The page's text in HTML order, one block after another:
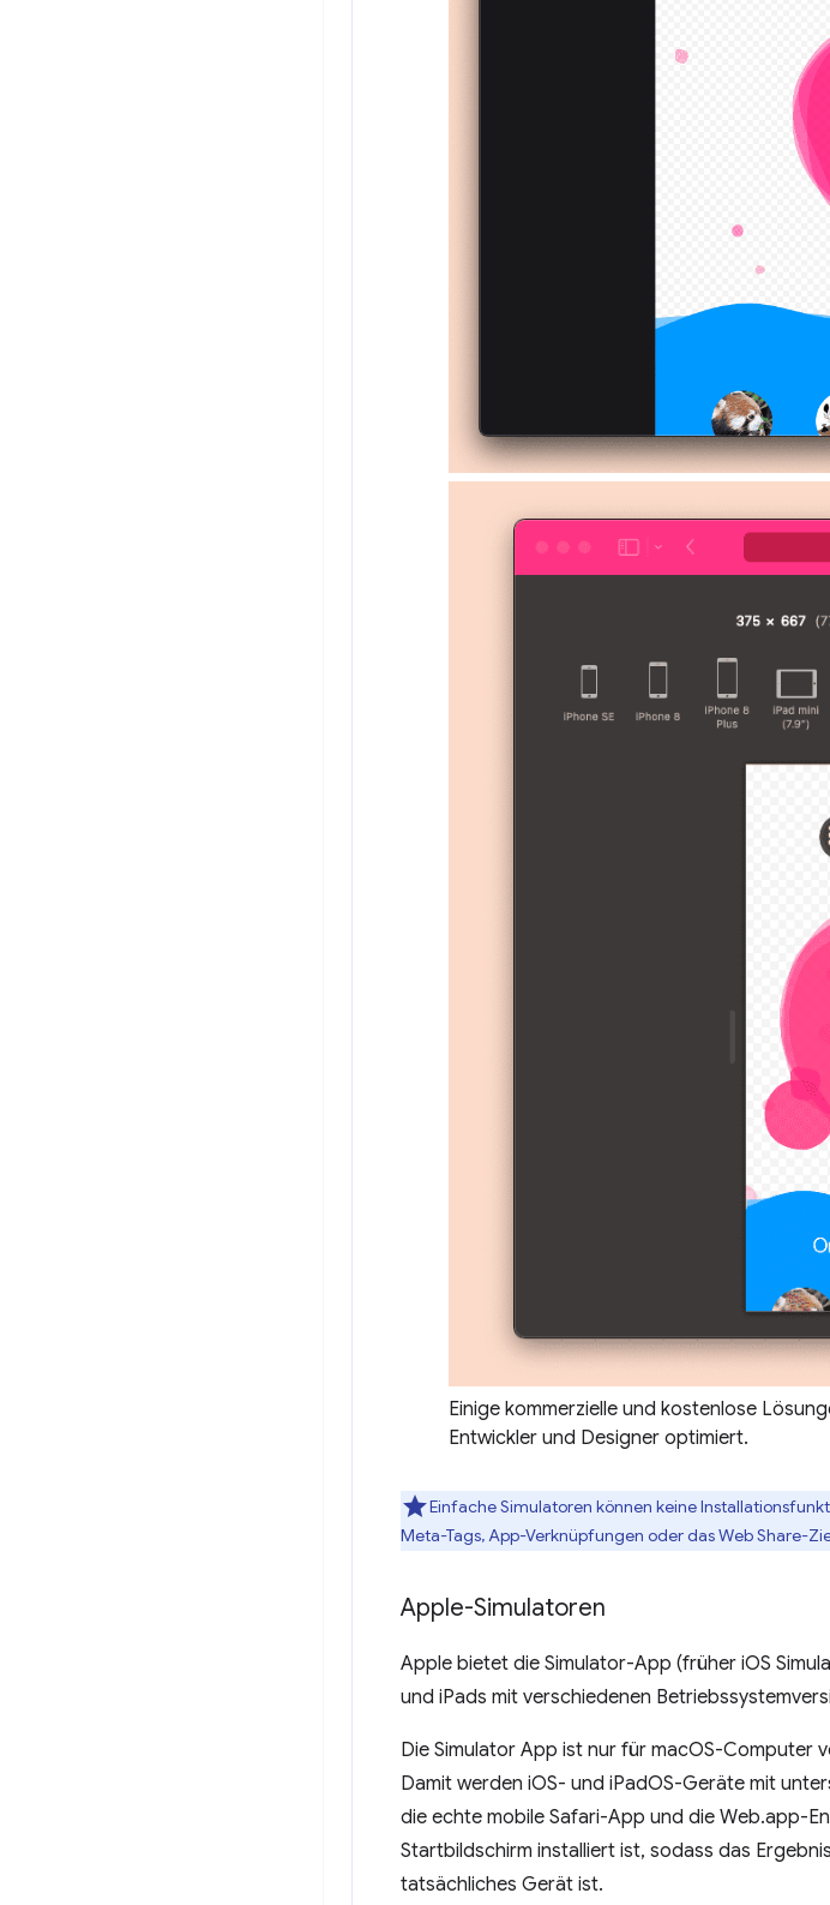
Einige kommerzielle und kostenlose
Entwickler und Designer optimiert.
Einfache Simulatoren können keine
Meta-Tags, App-Verknüpfungen oder das Web Share-
Apple-Simulatoren
Apple bietet die Simulator-App (früher iOS
und iPads mit verschiedenen
Die Simulator App ist nur für macOS-Computer
Damit werden iOS- und iPadOS-Geräte mit
die echte mobile Safari-App und die Web.app-
Startbildschirm installiert ist, sodass das
tatsächliches Gerät ist.